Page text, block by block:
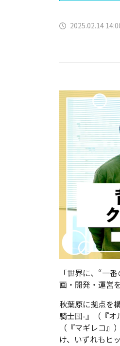
2025.02.14
「世界に、“一
画・開発・運営
秋葉原に拠点を
騎士団-』（『オ
（『マギレコ
け、いずれもヒ